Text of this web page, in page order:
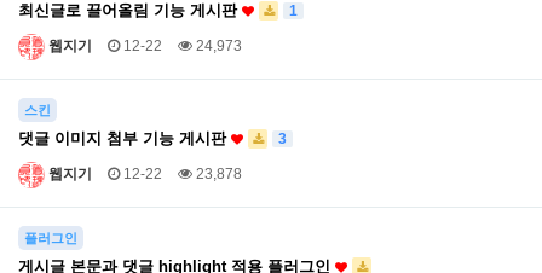
최신글로 끌어올림 기능 게시판 1
웹지기 12-22 24,973
스킨
댓글 이미지 첨부 기능 게시판 3
웹지기 12-22 23,878
플러그인
게시글 본문과 댓글 highlight 적용 플러그인